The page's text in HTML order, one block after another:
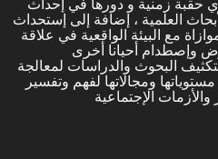
العلمية ، إضافة إلى إستحداث
مع البيئة الواقعية في علاقة
البحوث والدراسات لمعالجة
ومجالاتها لفهم وتفسير